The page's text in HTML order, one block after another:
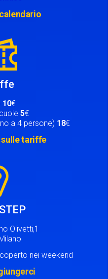
10€
5€
a 4 persone) 18€
tariffe
Olivetti,1
nei weekend